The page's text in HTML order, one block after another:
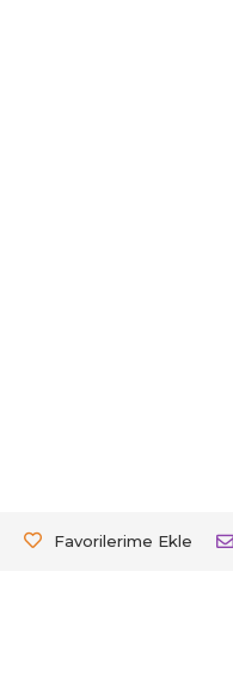
Favorilerime Ekle